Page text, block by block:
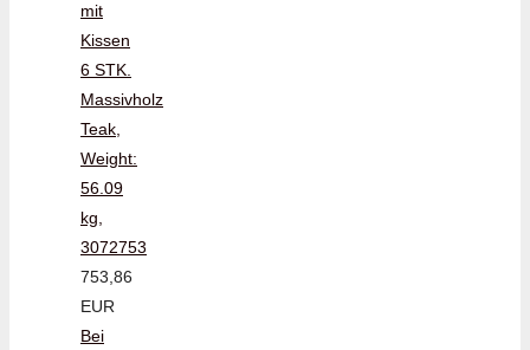
mit
Kissen
6 STK.
Massivholz
Teak,
Weight:
56.09
kg,
3072753
753,86
EUR
Bei